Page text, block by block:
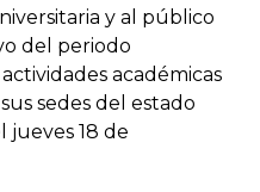
y al público
del periodo
académicas
sedes del estado
jueves 18 de